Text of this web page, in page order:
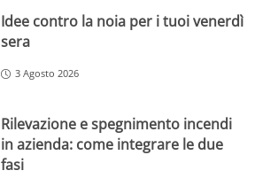
Idee contro la noia per i tuoi venerdì
sera
3 Agosto 2026
Rilevazione e spegnimento incendi
in azienda: come integrare le due
fasi